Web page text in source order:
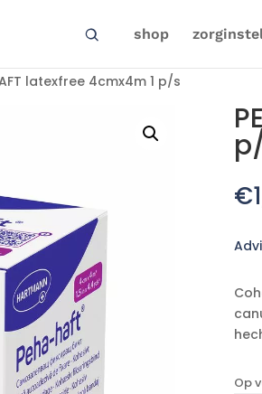
shop
latexfree 4cmx4m 1 p/s
€
Op